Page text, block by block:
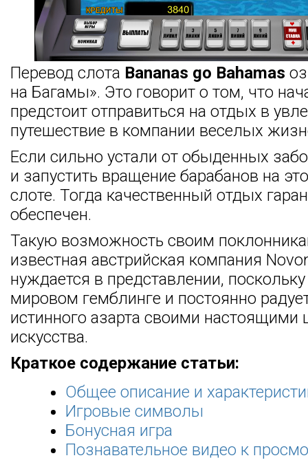
Перевод слота Bananas go Bahamas
на Багамы». Это говорит о том, что
предстоит отправиться на отдых в
путешествие в компании веселых
Если сильно устали от обыденных
и запустить вращение барабанов на
слоте. Тогда качественный отдых
обеспечен.
Такую возможность своим
известная австрийская компания
нуждается в представлении,
мировом гемблинге и постоянно
истинного азарта своими настоящими
искусства.
Краткое содержание статьи:
Общее описание и
Игровые символы
Бонусная игра
Познавательное видео к